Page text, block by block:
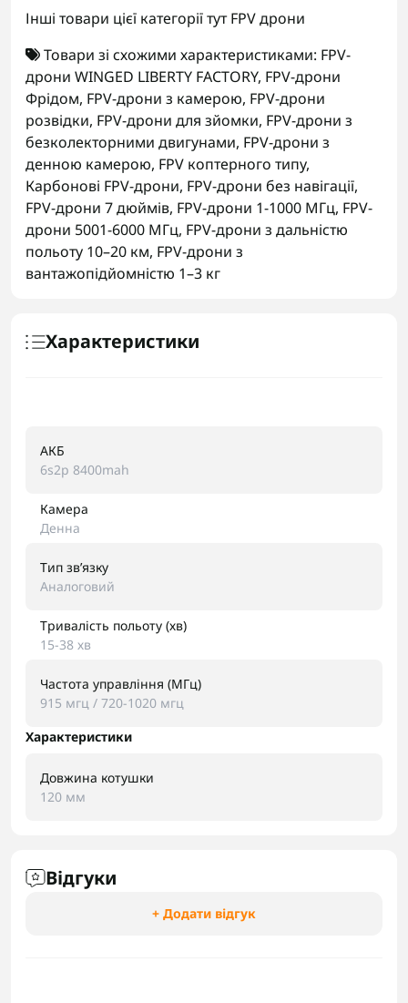
Інші товари цієї категорії тутFPV дрони
Товари зі схожими характеристиками: FPV-
дрони WINGED LIBERTY FACTORY, FPV-дрони
Фрідом, FPV-дрони з камерою, FPV-дрони
розвідки, FPV-дрони для зйомки, FPV-дрони з
безколекторними двигунами, FPV-дрони з
денною камерою, FPV коптерного типу,
Карбонові FPV-дрони, FPV-дрони без навігації,
FPV-дрони 7 дюймів, FPV-дрони 1-1000 МГц, FPV-
дрони 5001-6000 МГц, FPV-дрони з дальністю
польоту 10–20 км, FPV-дрони з
вантажопідйомністю 1–3 кг
Характеристики
АКБ
6s2p 8400mah
Камера
Денна
Тип звʼязку
Аналоговий
Тривалість польоту (хв)
15-38 хв
Частота управління (МГц)
915 мгц / 720-1020 мгц
Характеристики
Довжина котушки
120 мм
Відгуки
+ Додати відгук